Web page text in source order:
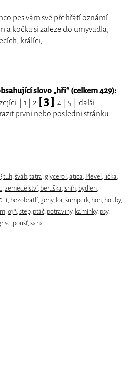
pes vám své přehřátí oznámí
a kočka si zaleze do umyvadla,
králíci,…
slovo „hři“ (celkem 429):
1 2 [ 3 ] 4 5
další
prvnínebo poslednístránku.
,tuh,šváb,tatra, glycerol ,atica, Plevel , lička,
,zemědělství, beruška,sníh, bydlen,
, bezobratlí, geny, lor,šumperk, hon, houby,
,ojñ,step, ptáč, potraviny, kamínky, psy,
, poušť,sana